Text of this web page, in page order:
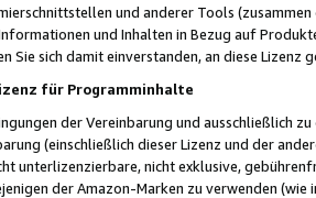
und anderer Tools (zusammen
und Inhalten in Bezug auf
Sie sich damit einverstanden, an diese Lizenz
für Programminhalte
der Vereinbarung und ausschließlich
(einschließlich dieser Lizenz und der
unterlizenzierbare, nicht exklusive,
der Amazon-Marken zu verwenden